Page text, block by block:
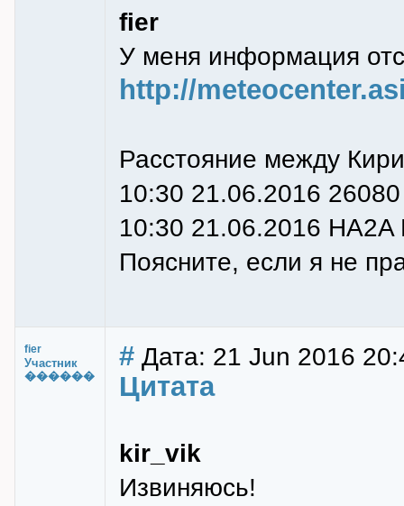
fier
У меня информация
http://
Расстояние между
10:30 21.06.2016
10:30 21.06.2016
Поясните, если я не
fier
Участник
������
# Дата: 21 Jun 2016
Цитата
kir_vik
Извиняюсь!